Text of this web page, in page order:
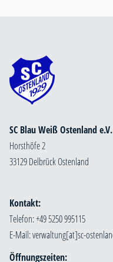
SC Blau Weiß Ostenland e.V.
Horsthöfe 2
33129 Delbrück Ostenland
Kontakt:
Telefon: +49 5250 995115
E-Mail:
Öffnungszeiten: